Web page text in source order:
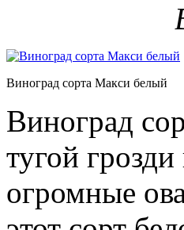
Виноград сорта Макси белый
Виноград
тугой
огромные